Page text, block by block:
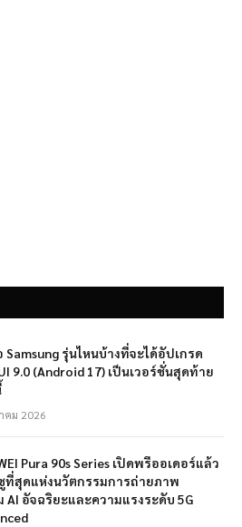
Samsung รุ่นไหนบ้างที่จะได้อัปเกรด
9.0 (Android 17) เป็นเวอร์ชั่นสุดท้าย
คม 2026
Pura 90s Series เปิดพรีออเดอร์แล้ว
ที่สุดแห่งนวัตกรรมการถ่ายภาพ
AI อัจฉริยะและความแรงระดับ 5G